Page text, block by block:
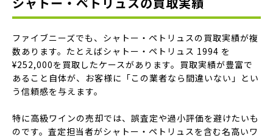
ファイブニーズでも、シャトー・ペトリュスの買取実績が複
数あります。たとえばシャトー・ペトリュス 1994 を
¥252,000を買取したケースがあります。買取実績が豊富で
あること自体が、お客様に「この業者なら間違いない」とい
う信頼感を与えます。
特に高級ワインの売却では、誤査定や過小評価を避けたいも
のです。査定担当者がシャトー・ペトリュスを含む名高いワ